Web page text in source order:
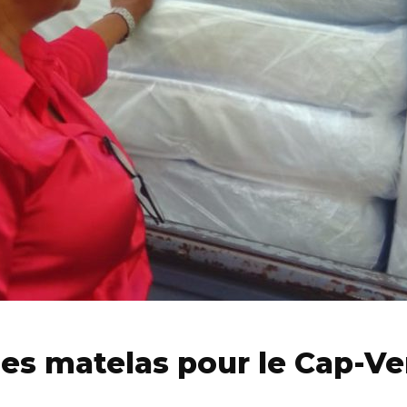
matelas pour le Cap-